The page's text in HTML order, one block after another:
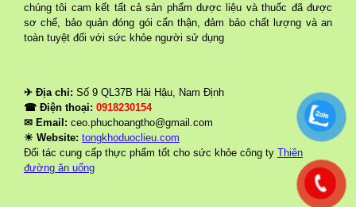
chúng tôi cam kết tất cả sản phẩm dược liệu và thuốc đã được
sơ chế, bảo quản đóng gói cẩn thận, đảm bảo chất lượng và an
toàn tuyệt đối với sức khỏe người sử dụng
✈ Địa chỉ: Số 9 QL37B Hải Hậu, Nam Định
☎ Điện thoại: 0918230154
✉ Email: ceo.phuchoangtho@gmail.com
☀ Website: tongkhoduoclieu.com
Đối tác cung cấp thực phẩm tốt cho sức khỏe công ty Thiên
đường ăn uống